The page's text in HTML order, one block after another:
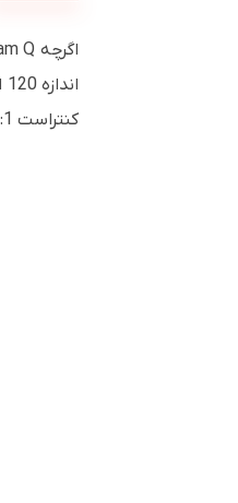
کنتراست 450000:1 و پوشش 154 درصدی طیف رنگی DCI-P3 ارائه می‌کند.